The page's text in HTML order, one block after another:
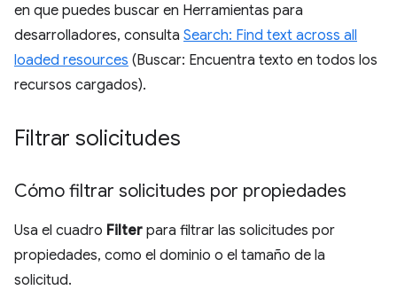
en que puedes buscar en Herramientas para
desarrolladores, consulta Search: Find text across all
loaded resources (Buscar: Encuentra texto en todos los
recursos cargados).
Filtrar solicitudes
Cómo filtrar solicitudes por propiedades
Usa el cuadro Filter para filtrar las solicitudes por
propiedades, como el dominio o el tamaño de la
solicitud.